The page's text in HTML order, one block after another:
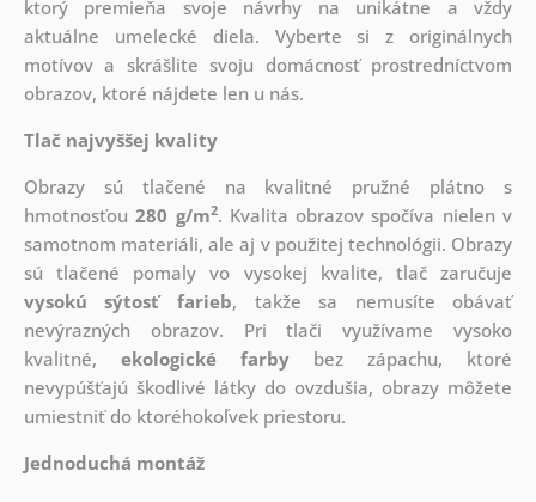
ktorý premieňa svoje návrhy na unikátne a vždy
aktuálne umelecké diela. Vyberte si z originálnych
motívov a skrášlite svoju domácnosť prostredníctvom
obrazov, ktoré nájdete len u nás.
Tlač najvyššej kvality
Obrazy sú tlačené na kvalitné pružné plátno s
hmotnosťou280 g/m2. Kvalita obrazov spočíva nielen v
samotnom materiáli, ale aj v použitej technológii. Obrazy
sú tlačené pomaly vo vysokej kvalite, tlač zaručuje
vysokú sýtosť farieb, takže sa nemusíte obávať
nevýrazných obrazov. Pri tlači využívame vysoko
kvalitné, ekologické farby bez zápachu, ktoré
nevypúšťajú škodlivé látky do ovzdušia, obrazy môžete
umiestniť do ktoréhokoľvek priestoru.
Jednoduchá montáž